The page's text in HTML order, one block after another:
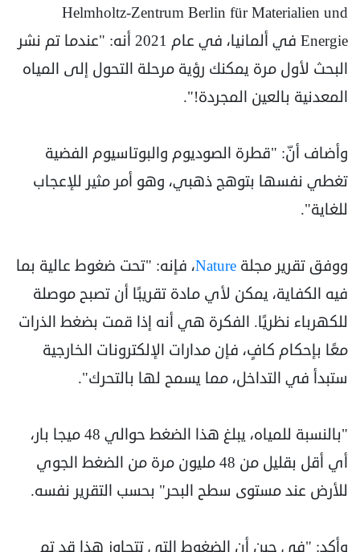
Helmholtz-Zentrum Berlin für Materialien und
Energie في ألمانيا، في عام 2021 أنه: "عندما تم نشر
البحث لأول مرة يمكنك رؤية مرحلة التحول إلى المياه
المعدنية بالعين المجردة!".
وأضاف أنّ: "قطرة الصوديوم والبوتاسيوم الفضية
تغطي نفسها بتوهج ذهبي، وهو أمر مثير للإعجاب
للغاية".
ووفق تقرير مجلة Nature، فإنه: "تحت ضغوط عالية بما
فيه الكفاية، يمكن لأي مادة تقريبًا أن تصبح موصلة
للكهرباء نظريًا. الفكرة هي أنه إذا قمت بضغط الذرات
معًا بإحكام كافٍ، فإن مدارات الإلكترونات الخارجية
ستبدأ في التداخل، مما يسمح لها بالتحرك".
"بالنسبة للمياه، يبلغ هذا الضغط حوالي 48 ميجا بار،
أي أقل بقليل من 48 مليون مرة من الضغط الجوي
للأرض عند مستوى سطح البحر" بحسب التقرير نفسه.
وأكد: "في حين أن الضغوط التي تتجاوز هذا قد تم